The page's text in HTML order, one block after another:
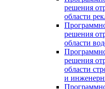
решения
области
решения
области
решения
области
и